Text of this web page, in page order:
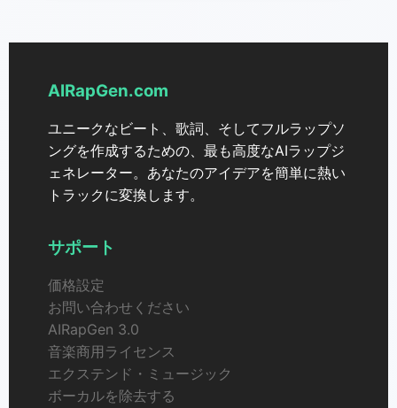
AIRapGen.com
ユニークなビート、歌詞、そしてフルラップソ
ングを作成するための、最も高度なAIラップジ
ェネレーター。あなたのアイデアを簡単に熱い
トラックに変換します。
サポート
価格設定
お問い合わせください
AIRapGen 3.0
音楽商用ライセンス
エクステンド・ミュージック
ボーカルを除去する